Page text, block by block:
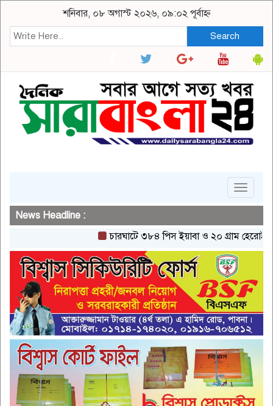
শনিবার, ০৮ অগাস্ট ২০২৬, ০৯:০২ পূর্বাহ্ন
Search
Toggle
News Headline :
চারঘাটে ৩৮৪ পিস ইয়াবা ও ২০ গ্রাম হেরোইনসহ